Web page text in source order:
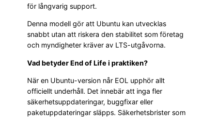
för långvarig support.
Denna modell gör att Ubuntu kan utvecklas
snabbt utan att riskera den stabilitet som företag
och myndigheter kräver av LTS-utgåvorna.
Vad betyder End of Life i praktiken?
När en Ubuntu-version når EOL upphör allt
officiellt underhåll. Det innebär att inga fler
säkerhetsuppdateringar, buggfixar eller
paketuppdateringar släpps. Säkerhetsbrister som